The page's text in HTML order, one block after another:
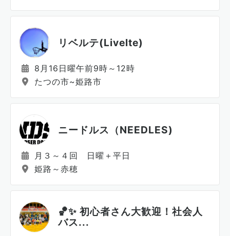
リベルテ(Livelte)
8月16日曜午前9時～12時
たつの市~姫路市
ニードルス（NEEDLES)
月３～４回 日曜＋平日
姫路～赤穂
🏀✨ 初心者さん大歓迎！社会人
バス...